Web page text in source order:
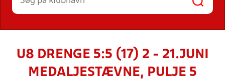
U8 DRENGE 5:5 (17) 2 - 21.JUNI
MEDALJESTÆVNE, PULJE 5